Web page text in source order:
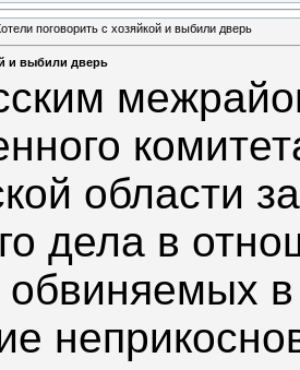
поговорить с хозяйкой и выбили дверь
и выбили дверь
области
дела в